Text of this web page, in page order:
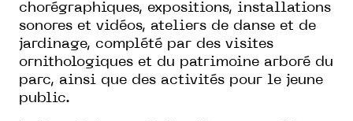
chorégraphiques, expositions, installations
sonores et vidéos, ateliers de danse et de
jardinage, complété par des visites
ornithologiques et du patrimoine arboré du
parc, ainsi que des activités pour le jeune
public.